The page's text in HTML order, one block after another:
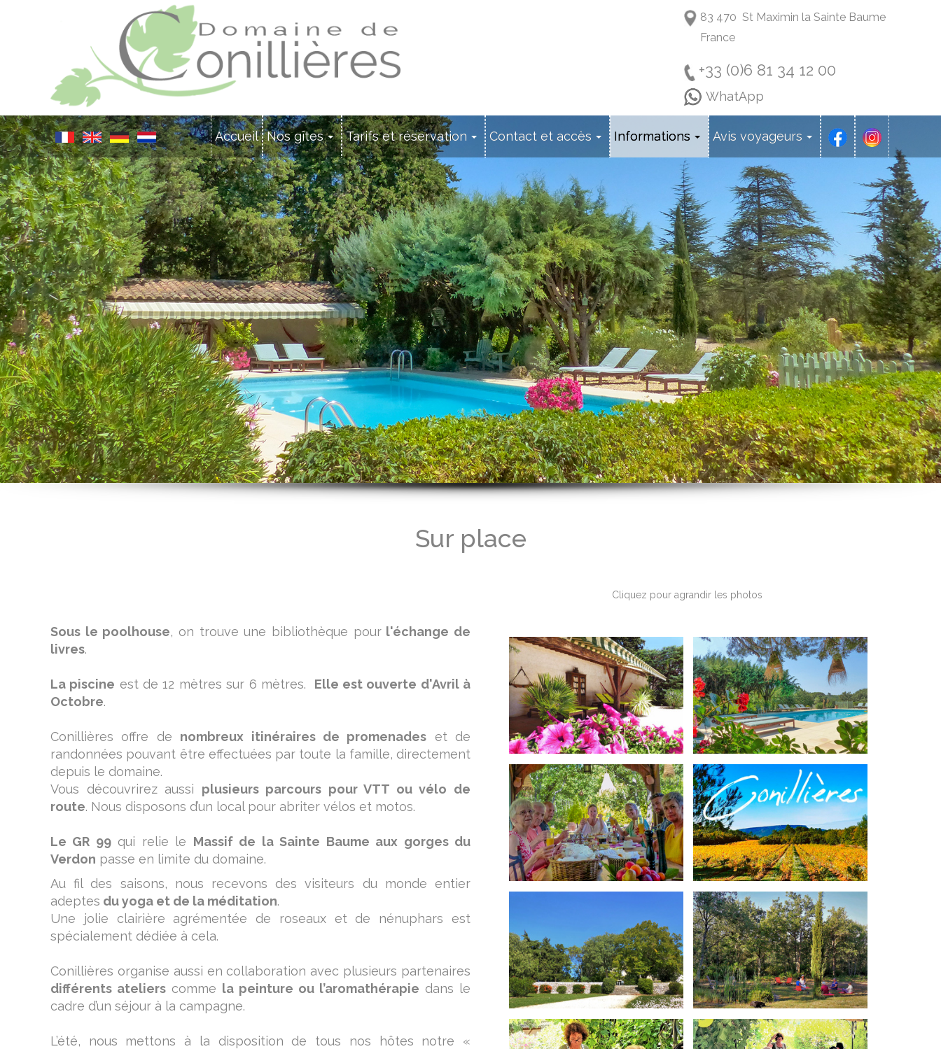
83 470 St Maximin la Sainte Baume
France
+33 (0)6 81 34 12 00
WhatApp
Accueil Nos gîtes Tarifs et réservation Contact et accès Informations Avis voyageurs
Sur place
Sous le poolhouse, on trouve une bibliothèque pourl'échange de
livres.
La piscine est de 12 mètres sur 6 mètres.
Elle est ouverte d'Avril à
Octobre.
Conillières offre de nombreux itinéraires de promenades et de
randonnées pouvant être effectuées par toute la famille, directement
depuis le domaine.
Vous découvrirez aussi plusieurs parcours pour VTT ou vélo de
route. Nous disposons d’un local pour abriter vélos et motos.
Le GR 99qui relie le Massif de la Sainte Baume aux gorges du
Verdon passe en limite du domaine.
Au fil des saisons, nous recevons des visiteurs du monde entier
adeptes du yoga et de la méditation.
Une jolie clairière agrémentée de roseaux et de nénuphars est
spécialement dédiée à cela.
Conillières organise aussi en collaboration avec plusieurs partenaires
différents ateliers comme la peinture ou l’aromathérapie dans le
cadre d’un séjour à la campagne.
L’été, nous mettons à la disposition de tous nos hôtes notre «
Cliquez pour agrandir les photos